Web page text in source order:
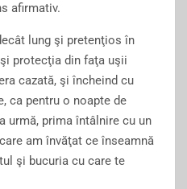
afirmativ.
lung şi pretenţios în
protecţia din faţa uşii
cazată, şi încheind cu
ca pentru o noapte de
urmă, prima întâlnire cu un
am învăţat ce înseamnă
şi bucuria cu care te